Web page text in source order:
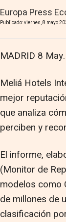
Europa Press
Publicado: viernes, 8 mayo
MADRID 8
Meliá Hotels
mejor
que analiza
perciben y
El informe,
(Monitor de
modelos como
de millones de
clasificación